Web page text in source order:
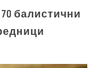
балистични